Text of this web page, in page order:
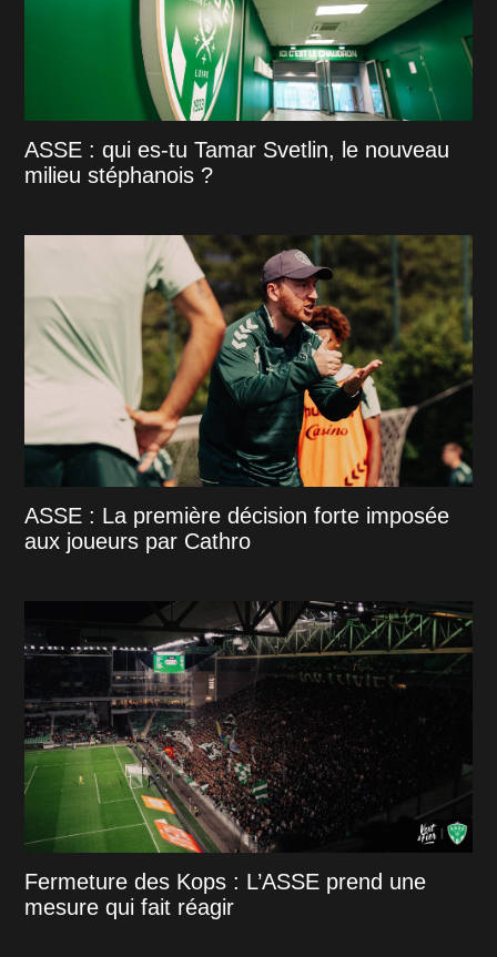
ASSE : qui es-tu Tamar Svetlin, le nouveau
milieu stéphanois ?
ASSE : La première décision forte imposée
aux joueurs par Cathro
Fermeture des Kops : L’ASSE prend une
mesure qui fait réagir